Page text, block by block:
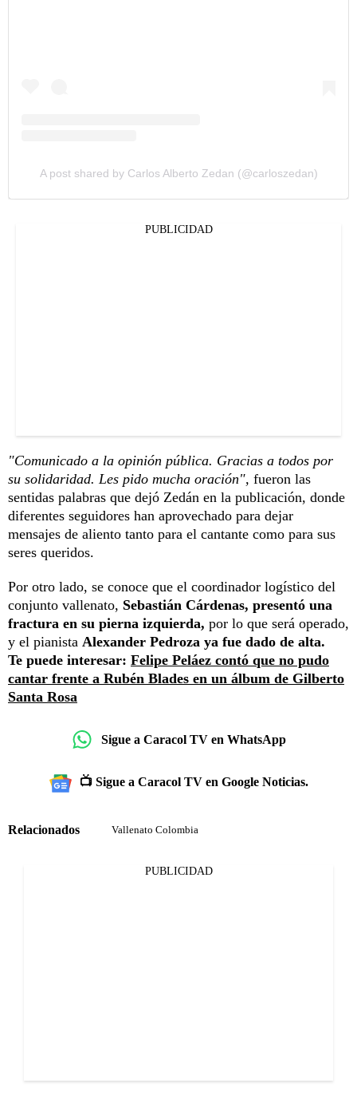
A post shared by Carlos Alberto Zedan (@carloszedan)
PUBLICIDAD
"Comunicado a la opinión pública. Gracias a todos por
su solidaridad. Les pido mucha oración", fueron las
sentidas palabras que dejó Zedán en la publicación, donde
diferentes seguidores han aprovechado para dejar
mensajes de aliento tanto para el cantante como para sus
seres queridos.
Por otro lado, se conoce que el coordinador logístico del
conjunto vallenato, Sebastián Cárdenas, presentó una
fractura en su pierna izquierda, por lo que será operado,
y el pianista Alexander Pedroza ya fue dado de alta.
Te puede interesar: Felipe Peláez contó que no pudo
cantar frente a Rubén Blades en un álbum de Gilberto
Santa Rosa
Sigue a Caracol TV en WhatsApp
📺 Sigue a Caracol TV en Google Noticias.
Relacionados Vallenato Colombia
PUBLICIDAD